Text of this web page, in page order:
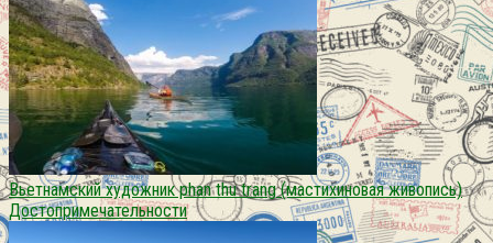
Вьетнамский художник phan thu trang (мастихиновая живопись)
Достопримечательности